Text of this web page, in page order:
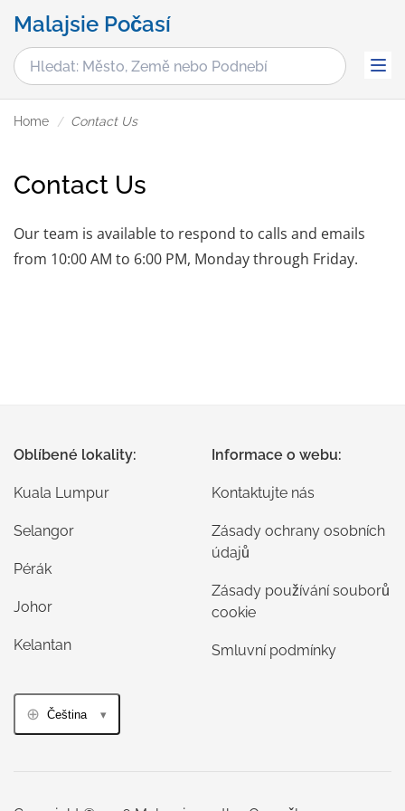
Malajsie Počasí
Home Contact Us
Contact Us
Our team is available to respond to calls and emails
from 10:00 AM to 6:00 PM, Monday through Friday.
Oblíbené lokality:
Kuala Lumpur
Selangor
Pérák
Johor
Kelantan
Informace o webu:
Kontaktujte nás
Zásady ochrany osobních
údajů
Zásady používání souborů
cookie
Smluvní podmínky
Čeština